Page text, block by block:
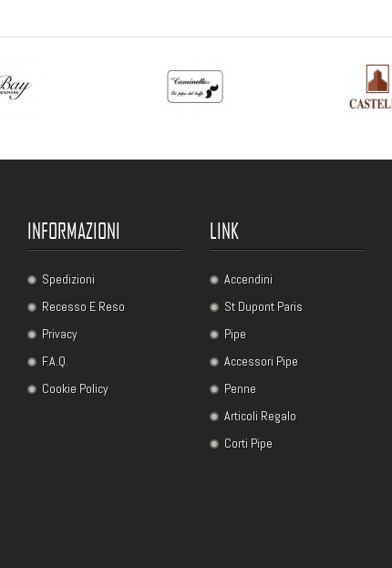
INFORMAZIONI
Spedizioni
Recesso E Reso
Privacy
F.A.Q.
Cookie Policy
LINK
Accendini
St Dupont Paris
Pipe
Accessori Pipe
Penne
Articoli Regalo
Corti Pipe